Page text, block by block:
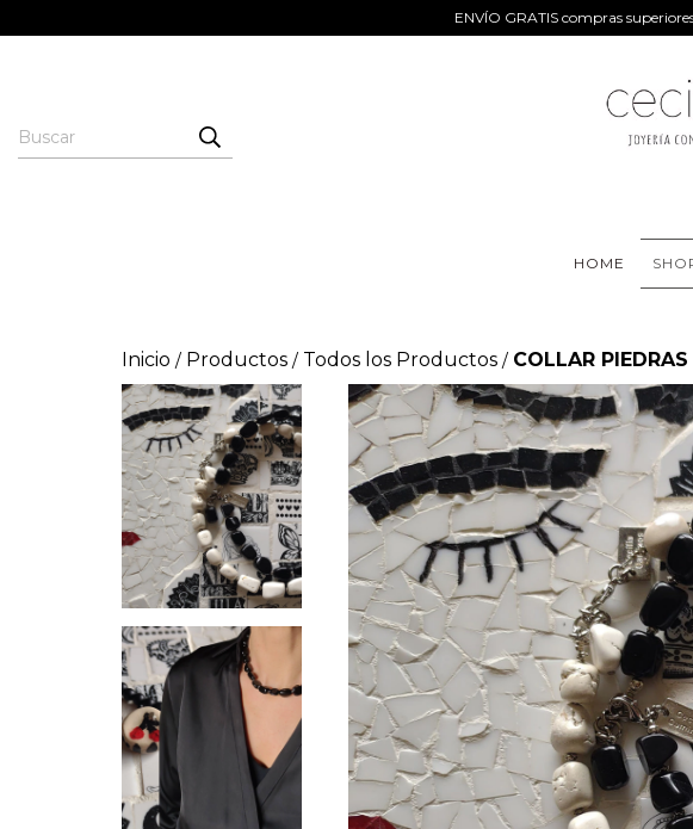
ENVÍO GRATIS compras
HOME
Inicio / Productos / Todos los Productos / COLLAR PIEDRAS